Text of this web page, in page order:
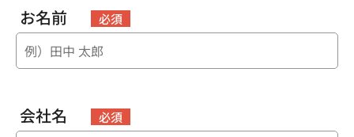
お名前 必須
会社名 必須